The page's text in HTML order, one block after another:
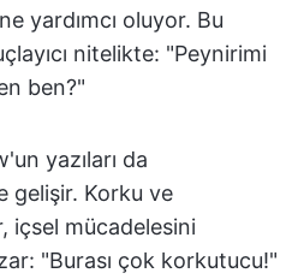
yardımcı oluyor. Bu
nitelikte: "Peynirimi
ben?"
yazıları da
gelişir. Korku ve
içsel mücadelesini
"Burası çok korkutucu!"